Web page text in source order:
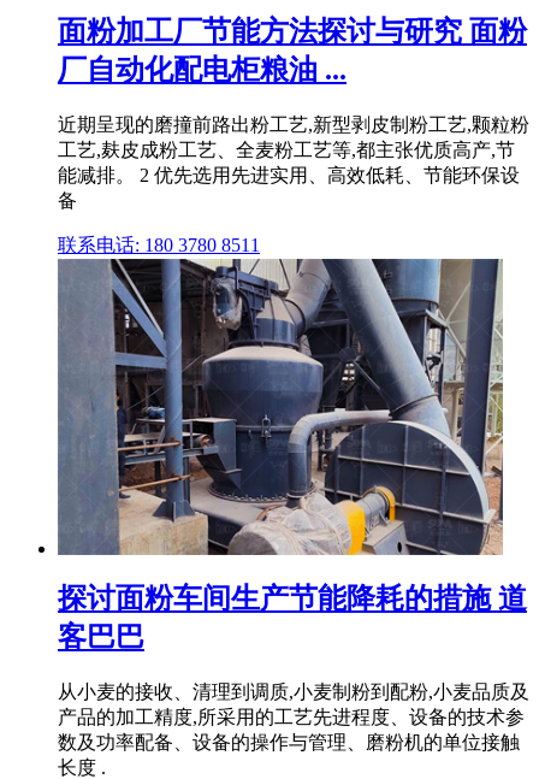
面粉加工厂节能方法探讨与研究 面粉
厂自动化配电柜粮油 ...
近期呈现的磨撞前路出粉工艺,新型剥皮制粉工艺,颗粒粉
工艺,麸皮成粉工艺、全麦粉工艺等,都主张优质高产,节
能减排。 2 优先选用先进实用、高效低耗、节能环保设
备
联系电话: 180 3780 8511
探讨面粉车间生产节能降耗的措施 道
客巴巴
从小麦的接收、清理到调质,小麦制粉到配粉,小麦品质及
产品的加工精度,所采用的工艺先进程度、设备的技术参
数及功率配备、设备的操作与管理、磨粉机的单位接触
长度 .